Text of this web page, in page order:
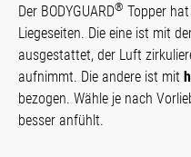
Der BODYGUARD® Topper
Liegeseiten. Die eine ist mit
ausgestattet, der Luft
aufnimmt. Die andere ist mit
bezogen. Wähle je nach
besser anfühlt.